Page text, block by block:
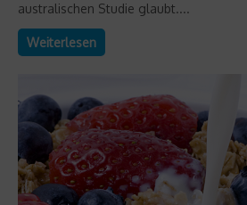
australischen Studie glaubt....
Weiterlesen